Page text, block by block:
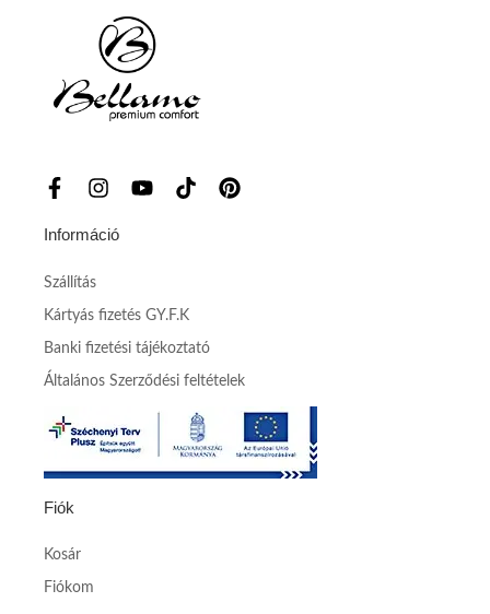
Információ
Szállítás
Kártyás fizetés GY.F.K
Banki fizetési tájékoztató
Általános Szerződési feltételek
Fiók
Kosár
Fiókom